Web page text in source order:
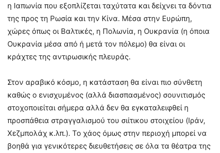
η Ιαπωνία που εξοπλίζεται ταχύτατα και δείχνει τα δόντια
της προς τη Ρωσία και την Κίνα. Μέσα στην Ευρώπη,
χώρες όπως οι Βαλτικές, η Πολωνία, η Ουκρανία (η όποια
Ουκρανία μέσα από ή μετά τον πόλεμο) θα είναι οι
κράχτες της αντιρωσικής πλευράς.
Στον αραβικό κόσμο, η κατάσταση θα είναι πιο σύνθετη
καθώς ο ενισχυμένος (αλλά διασπασμένος) σουνιτισμός
στοχοποιείται σήμερα αλλά δεν θα εγκαταλειφθεί η
προσπάθεια στραγγαλισμού του σιίτικου στοιχείου (Ιράν,
Χεζμπολάχ κ.λπ.). Το χάος όμως στην περιοχή μπορεί να
βοηθά για γενικότερες διευθετήσεις σε όλα τα θέατρα της